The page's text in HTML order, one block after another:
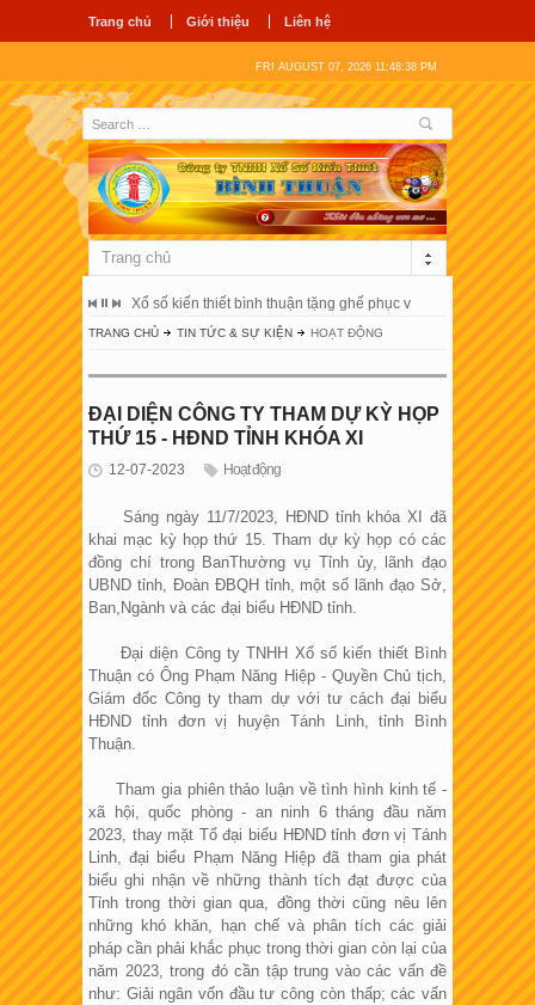
Trang chủ Giới thiệu Liên hệ
FRI AUGUST 07, 2026 11:48:39 PM
Trang chủ
vương Xổ số kiến thiết bình thuận tặng ghế phục vụ người bệnh tại
Công ty
TRANG CHỦ TIN TỨC & SỰ KIỆN HOẠT ĐỘNG
ĐẠI DIỆN CÔNG TY THAM DỰ KỲ HỌP
THỨ 15 - HĐND TỈNH KHÓA XI
12-07-2023 Hoạt động
Sáng ngày 11/7/2023, HĐND tỉnh khóa XI đã
khai mạc kỳ họp thứ 15. Tham dự kỳ họp có các
đồng chí trong BanThường vụ Tỉnh ủy, lãnh đạo
UBND tỉnh, Đoàn ĐBQH tỉnh, một số lãnh đạo Sở,
Ban,Ngành và các đại biểu HĐND tỉnh.
Đại diện Công ty TNHH Xổ số kiến thiết Bình
Thuận có Ông Phạm Năng Hiệp - Quyền Chủ tịch,
Giám đốc Công ty tham dự với tư cách đại biểu
HĐND tỉnh đơn vị huyện Tánh Linh, tỉnh Bình
Thuận.
Tham gia phiên thảo luận về tình hình kinh tế -
xã hội, quốc phòng - an ninh 6 tháng đầu năm
2023, thay mặt Tổ đại biểu HĐND tỉnh đơn vị Tánh
Linh, đại biểu Phạm Năng Hiệp đã tham gia phát
biểu ghi nhận về những thành tích đạt được của
Tỉnh trong thời gian qua, đồng thời cũng nêu lên
những khó khăn, hạn chế và phân tích các giải
pháp cần phải khắc phục trong thời gian còn lại của
năm 2023, trong đó cần tập trung vào các vấn đề
như: Giải ngân vốn đầu tư công còn thấp; các vấn